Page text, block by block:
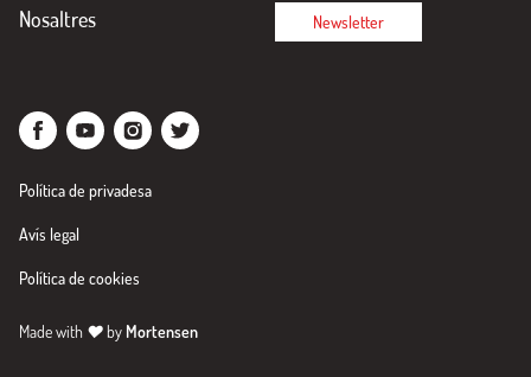
Nosaltres
Newsletter
Política de privadesa
Avís legal
Política de cookies
Made with ♥by Mortensen